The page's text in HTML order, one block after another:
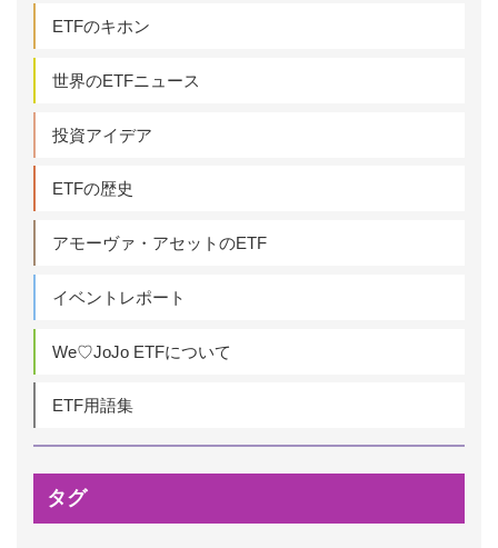
ETFのキホン
世界のETFニュース
投資アイデア
ETFの歴史
アモーヴァ・アセットのETF
イベントレポート
We♡JoJo ETFについて
ETF用語集
タグ